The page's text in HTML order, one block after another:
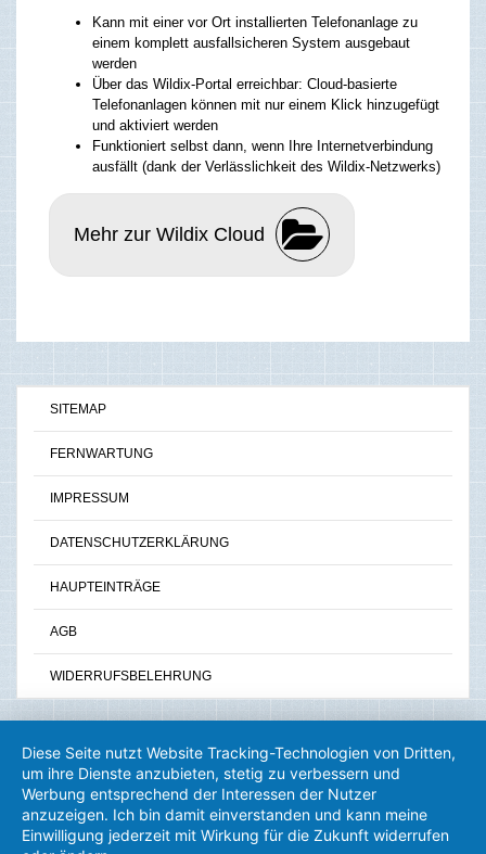
Kann mit einer vor Ort installierten Telefonanlage zu
einem komplett ausfallsicheren System ausgebaut
werden
Über das Wildix-Portal erreichbar: Cloud-basierte
Telefonanlagen können mit nur einem Klick hinzugefügt
und aktiviert werden
Funktioniert selbst dann, wenn Ihre Internetverbindung
ausfällt (dank der Verlässlichkeit des Wildix-Netzwerks)
Mehr zur Wildix Cloud
SITEMAP
FERNWARTUNG
IMPRESSUM
DATENSCHUTZERKLÄRUNG
HAUPTEINTRÄGE
AGB
WIDERRUFSBELEHRUNG
Diese Seite nutzt Website Tracking-Technologien von Dritten,
um ihre Dienste anzubieten, stetig zu verbessern und
Werbung entsprechend der Interessen der Nutzer
anzuzeigen. Ich bin damit einverstanden und kann meine
Einwilligung jederzeit mit Wirkung für die Zukunft widerrufen